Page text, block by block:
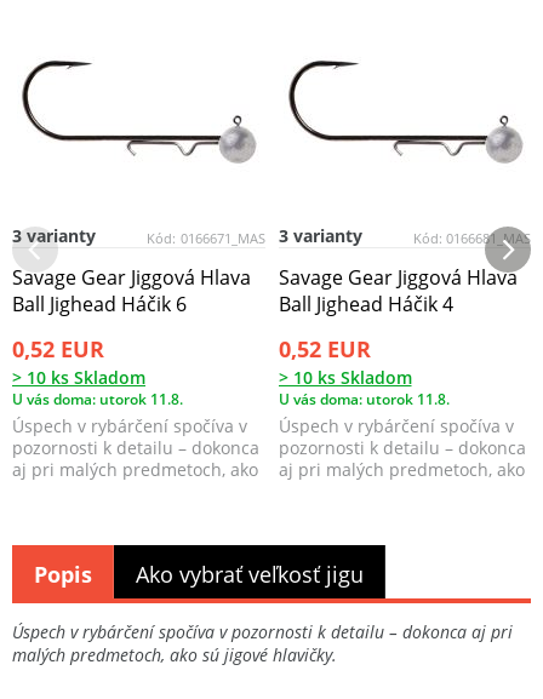
Kód: 0166671_MAS
3 varianty
Savage Gear Jiggová Hlava
Ball Jighead Háčik 6
0,52 EUR
> 10 ks Skladom
U vás doma: utorok 11.8.
Úspech v rybárčení spočíva v
pozornosti k detailu – dokonca
aj pri malých predmetoch, ako
Kód: 0166681_MAS
3 varianty
Savage Gear Jiggová Hlava
Ball Jighead Háčik 4
0,52 EUR
> 10 ks Skladom
U vás doma: utorok 11.8.
Úspech v rybárčení spočíva v
pozornosti k detailu – dokonca
aj pri malých predmetoch, ako
Úspech v rybárčení spočíva v pozornosti k detailu – dokonca aj pri
malých predmetoch, ako sú jigové hlavičky.
Popis Ako vybrať veľkosť jigu